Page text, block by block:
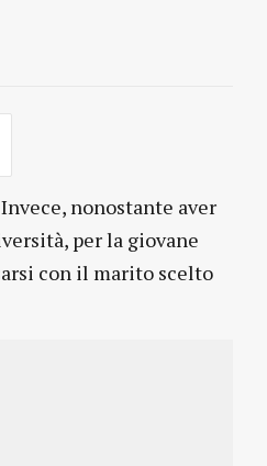
nonostante aver
per la giovane
con il marito scelto